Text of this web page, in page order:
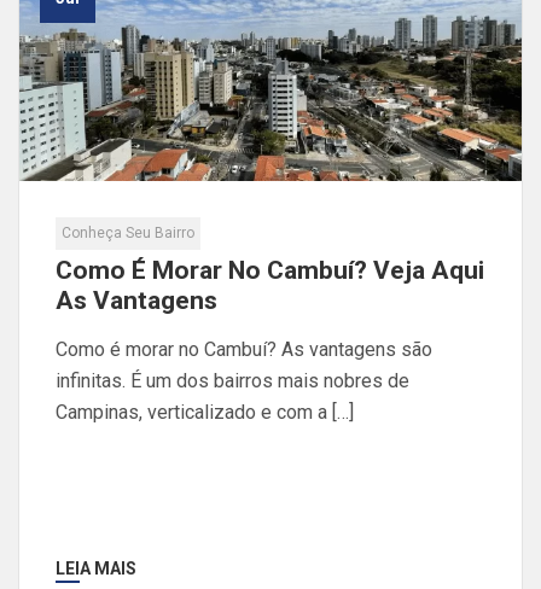
Conheça Seu Bairro
Como É Morar No Cambuí? Veja Aqui
As Vantagens
Como é morar no Cambuí? As vantagens são
infinitas. É um dos bairros mais nobres de
Campinas, verticalizado e com a […]
LEIA MAIS